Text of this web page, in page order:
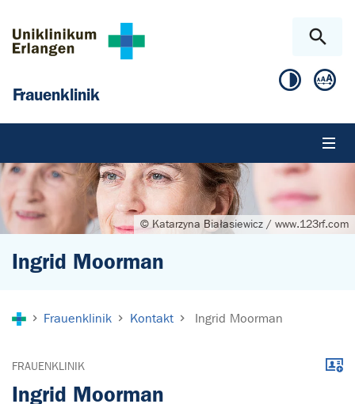
Frauenklinik
© Katarzyna Białasiewicz / www.123rf.com
Ingrid Moorman
Frauenklinik Kontakt Ingrid Moorman
FRAUENKLINIK
Ingrid Moorman